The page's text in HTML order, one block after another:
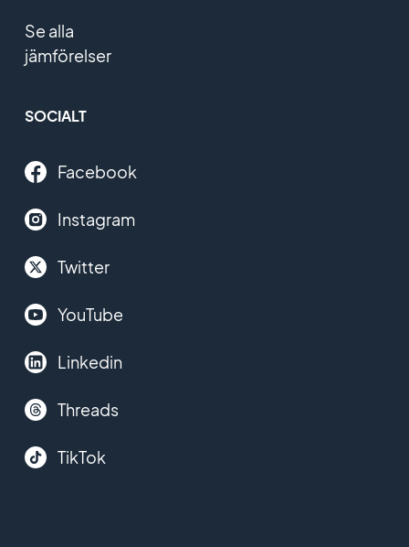
Se alla
jämförelser
SOCIALT
Facebook
Instagram
Twitter
YouTube
Linkedin
Threads
TikTok